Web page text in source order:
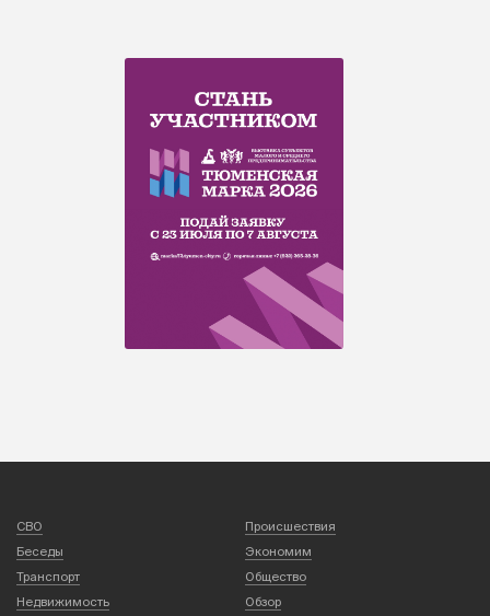
СВО
Происшествия
Беседы
Экономим
Транспорт
Общество
Недвижимость
Обзор